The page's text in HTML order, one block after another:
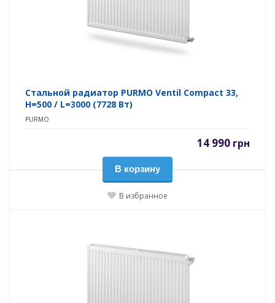
Стальной радиатор PURMO Ventil Compact 33,
H=500 / L=3000 (7728 Вт)
PURMO
14 990 грн
В корзину
В избранное